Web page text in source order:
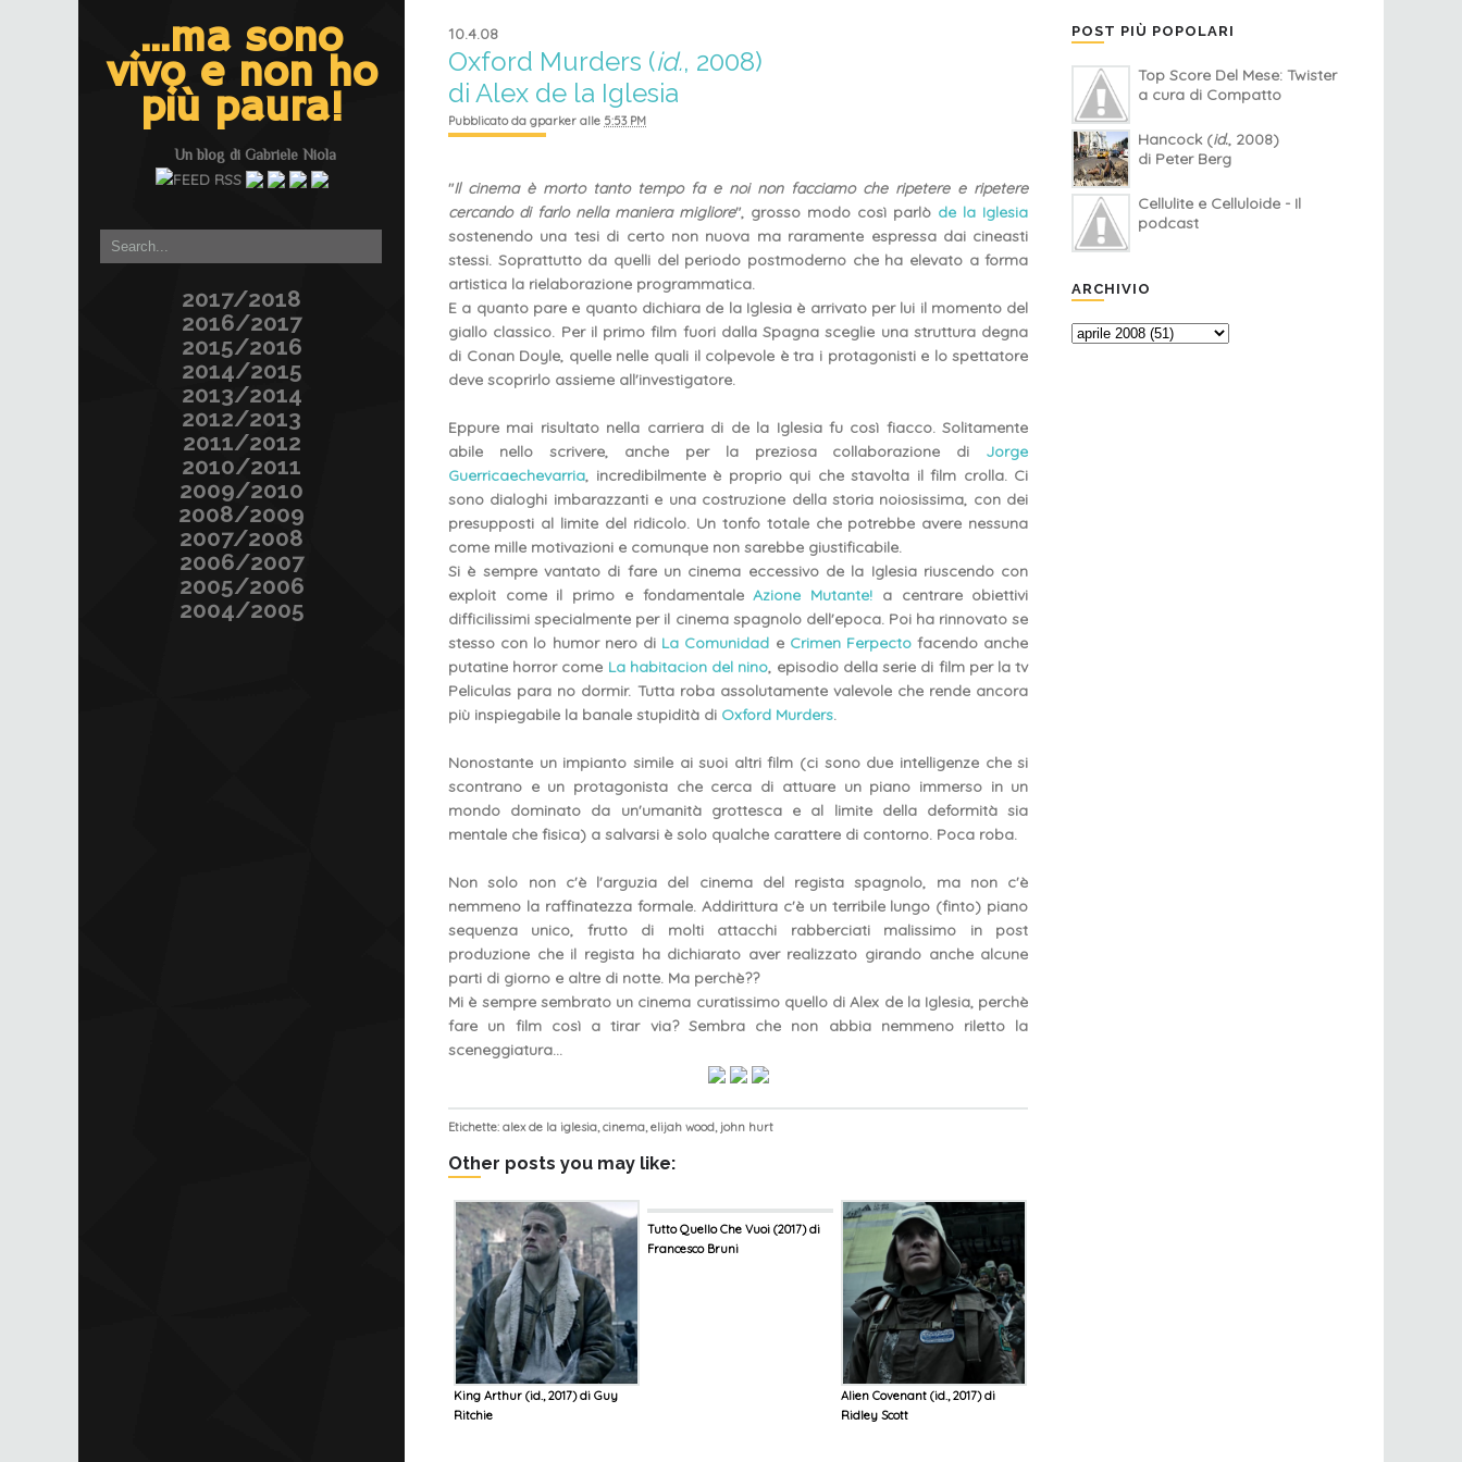
...ma sono
vivo e non ho
più paura!
Un blog di Gabriele Niola
2017/2018
2016/2017
2015/2016
2014/2015
2013/2014
2012/2013
2011/2012
2010/2011
2009/2010
2008/2009
2007/2008
2006/2007
2005/2006
2004/2005
10.4.08
Oxford Murders (id., 2008)
di Alex de la Iglesia
Pubblicato da gparker alle 5:53 PM
"Il cinema è morto tanto tempo fa e noi non facciamo che ripetere e ripetere
cercando di farlo nella maniera migliore", grosso modo così parlò de la Iglesia
sostenendo una tesi di certo non nuova ma raramente espressa dai cineasti
stessi. Soprattutto da quelli del periodo postmoderno che ha elevato a forma
artistica la rielaborazione programmatica.
E a quanto pare e quanto dichiara de la Iglesia è arrivato per lui il momento del
giallo classico. Per il primo film fuori dalla Spagna sceglie una struttura degna
di Conan Doyle, quelle nelle quali il colpevole è tra i protagonisti e lo spettatore
deve scoprirlo assieme all'investigatore.
Eppure mai risultato nella carriera di de la Iglesia fu così fiacco. Solitamente
abile nello scrivere, anche per la preziosa collaborazione di Jorge
Guerricaechevarria, incredibilmente è proprio qui che stavolta il film crolla. Ci
sono dialoghi imbarazzanti e una costruzione della storia noiosissima, con dei
presupposti al limite del ridicolo. Un tonfo totale che potrebbe avere nessuna
come mille motivazioni e comunque non sarebbe giustificabile.
Si è sempre vantato di fare un cinema eccessivo de la Iglesia riuscendo con
exploit come il primo e fondamentaleAzione Mutante! a centrare obiettivi
difficilissimi specialmente per il cinema spagnolo dell'epoca. Poi ha rinnovato se
stesso con lo humor nero di La Comunidad e Crimen Ferpectofacendo anche
putatine horror come La habitacion del nino, episodio della serie di film per la tv
Peliculas para no dormir. Tutta roba assolutamente valevole che rende ancora
più inspiegabile la banale stupidità di Oxford Murders.
Nonostante un impianto simile ai suoi altri film (ci sono due intelligenze che si
scontrano e un protagonista che cerca di attuare un piano immerso in un
mondo dominato da un'umanità grottesca e al limite della deformità sia
mentale che fisica) a salvarsi è solo qualche carattere di contorno. Poca roba.
Non solo non c'è l'arguzia del cinema del regista spagnolo, ma non c'è
nemmeno la raffinatezza formale. Addirittura c'è un terribile lungo (finto) piano
sequenza unico, frutto di molti attacchi rabberciati malissimo in post
produzione che il regista ha dichiarato aver realizzato girando anche alcune
parti di giorno e altre di notte. Ma perchè??
Mi è sempre sembrato un cinema curatissimo quello di Alex de la Iglesia, perchè
fare un film così a tirar via? Sembra che non abbia nemmeno riletto la
sceneggiatura...
Etichette: alex de la iglesia,cinema,elijah wood, john hurt
Other posts you may like:
King Arthur (id., 2017) di Guy
Ritchie
Tutto Quello Che Vuoi (2017) di
Francesco Bruni
Alien Covenant (id., 2017) di
Ridley Scott
POST PIÙ POPOLARI
Top Score Del Mese: Twister
a cura di Compatto
Hancock (id., 2008)
di Peter Berg
Cellulite e Celluloide - Il
podcast
ARCHIVIO